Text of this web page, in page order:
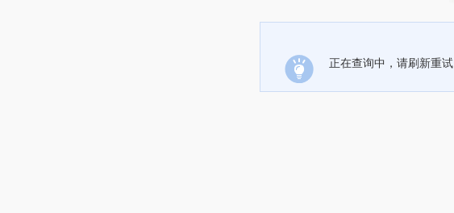
正在查询中，请刷新重试